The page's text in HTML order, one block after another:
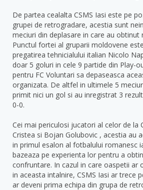
De partea cealalta CSMS Iasi este pe
grupei de retrogradare, acestia sunt
meciuri din deplasare in care au
Punctul fortei al gruparii moldovene
pregatirea tehnicialului italian Nicolo
doar 5 goluri in cele 9 partide din Play-
pentru FC Voluntari sa depaseasca
organizata. De altfel in ultimele 5
primit nici un gol si au inregistrat 3
0-0.
Cei mai periculosi jucatori al celor de la
Cristea si Bojan Golubovic , acestia au
in primul esalon al fotbalului romanesc
bazeaza pe experienta lor pentru a
confruntare. In cazul in care oaspetii ar
in aceasta intalnire, CSMS Iasi ar trece
ar deveni prima echipa din grupa de